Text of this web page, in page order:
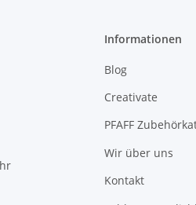
Informationen
Blog
Creativate
PFAFF
Wir über uns
Kontakt